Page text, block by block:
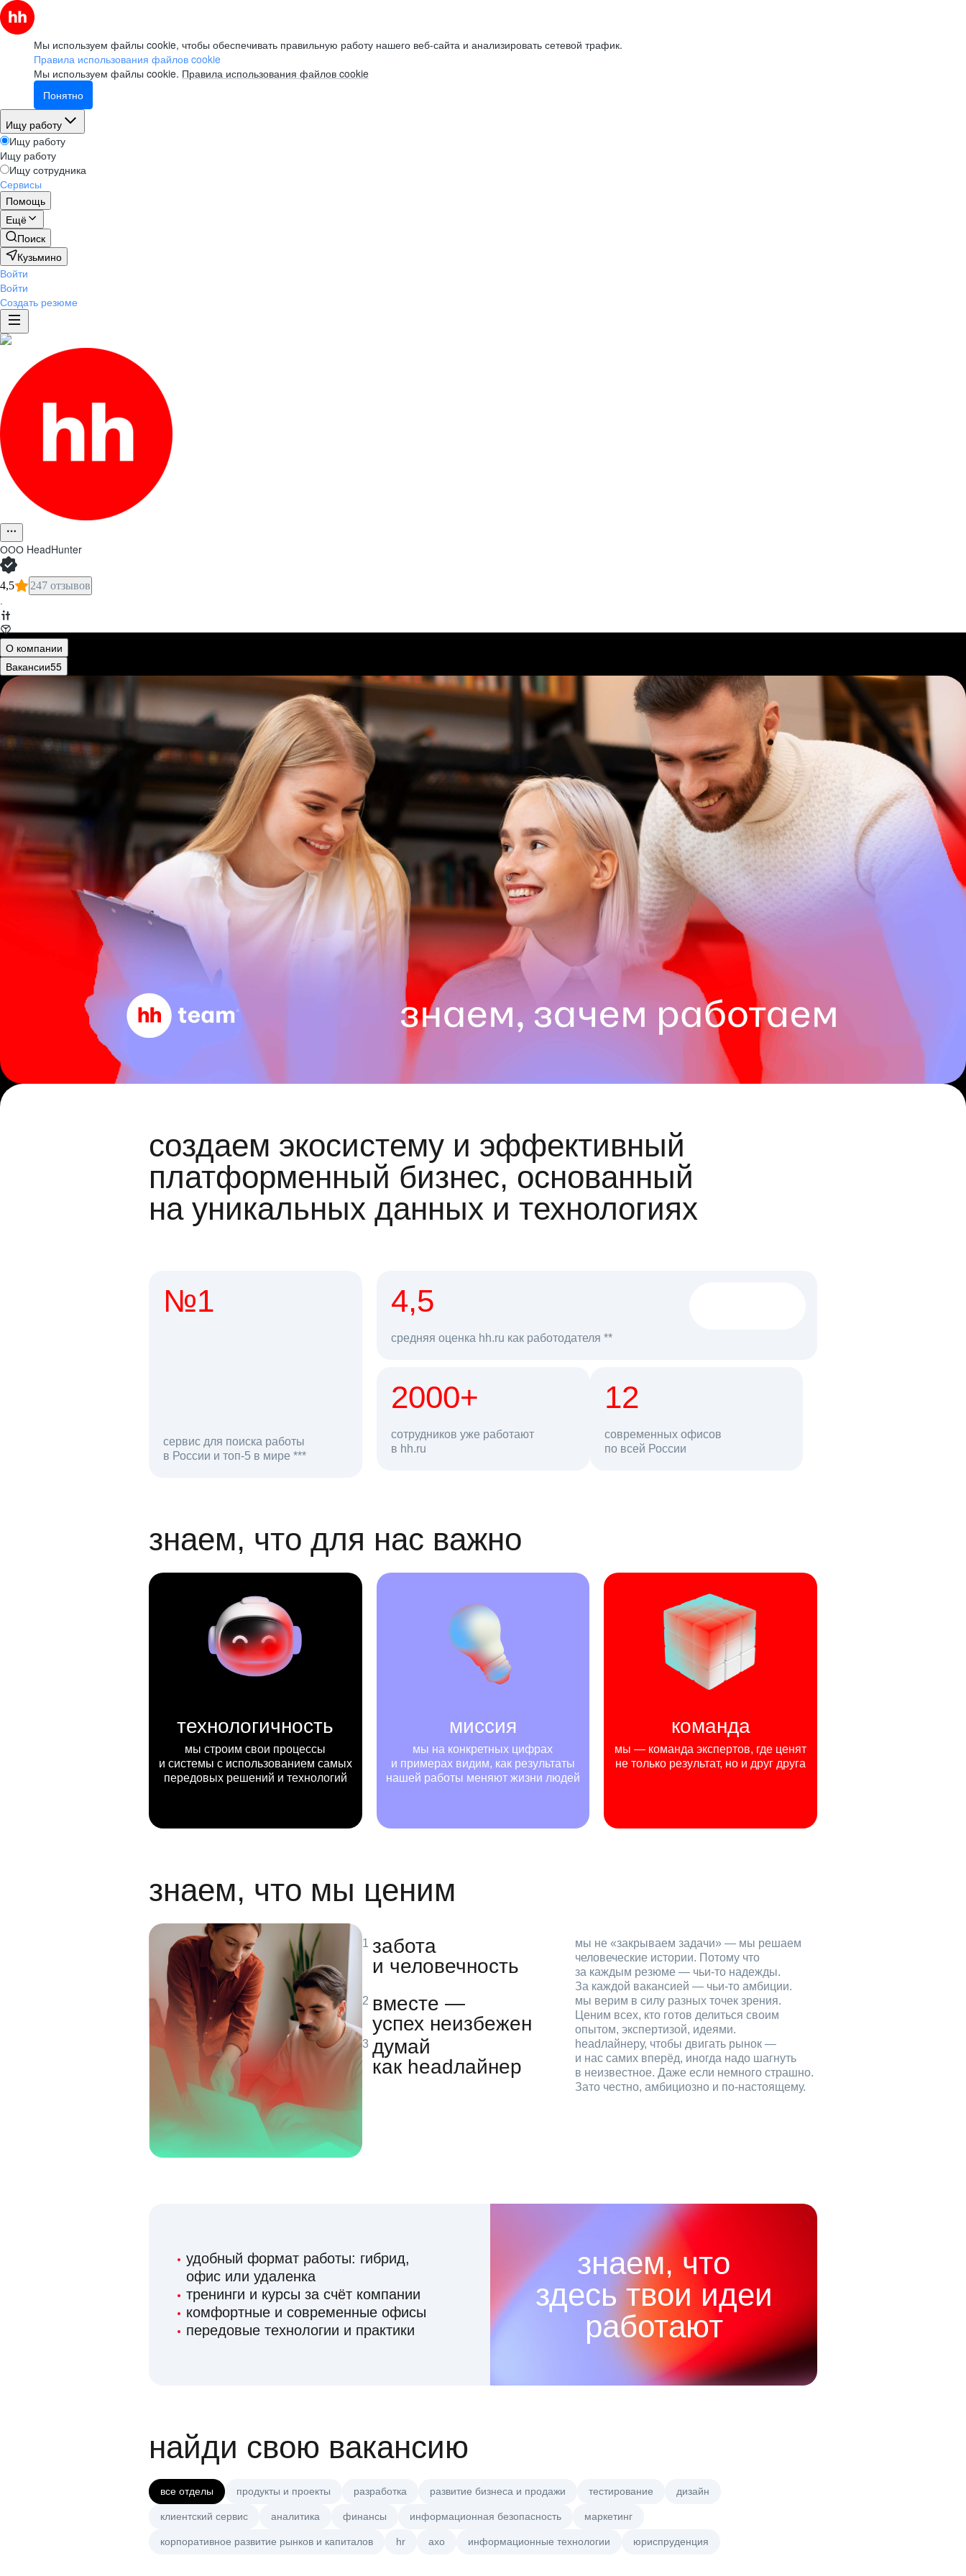
Мы используем файлы cookie, чтобы обеспечивать правильную работу нашего веб-сайта и анализировать сетевой трафик.
Правила использования файлов cookie
Мы используем файлы cookie. Правила использования файлов cookie
Понятно
Ищу работу
Ищу работу
Ищу работу
Ищу сотрудника
Сервисы
Помощь
Ещё
Поиск
Кузьмино
Войти
Войти
Создать резюме
ООО HeadHunter
4,5 247 отзывов
·
О компании
Вакансии55
создаем экосистему и эффективный
платформенный бизнес, основанный
на уникальных данных и технологиях
№1
сервис для поиска работы
в России и топ-5 в мире ***
откликов на вакансии
4,5
средняя оценка hh.ru как работодателя **
2000+
сотрудников уже работают
в hh.ru
68 млн 12
современных офисов
по всей Россиипользователей в день
знаем, что для нас важно
технологичность
мы строим свои процессы
и системы с использованием самых
передовых решений и технологий
миссия
мы на конкретных цифрах
и примерах видим, как результаты
нашей работы меняют жизни людей
команда
мы — команда экспертов, где ценят
не только результат, но и друг друга
знаем, что мы ценим
забота
и человечность
мы не «закрываем задачи» — мы решаем
человеческие истории. Потому что
за каждым резюме — чьи‑то надежды.
За каждой вакансией — чьи‑то амбиции.
вместе —
успех неизбежен
мы верим в силу разных точек зрения.
Ценим всех, кто готов делиться своим
опытом, экспертизой, идеями.
думай
как headлайнер
headлайнеру, чтобы двигать рынок —
и нас самих вперёд, иногда надо шагнуть
в неизвестное. Даже если немного страшно.
Зато честно, амбициозно и по‑настоящему.
удобный формат работы: гибрид,
офис или удаленка
тренинги и курсы за счёт компании
комфортные и современные офисы
передовые технологии и практики
знаем, что
здесь твои идеи
работают
найди свою вакансию
все отделы продукты и проекты разработка развитие бизнеса и продажи тестирование дизайн
клиентский сервис аналитика финансы информационная безопасность маркетинг
корпоративное развитие рынков и капиталов hr axo информационные технологии юриспруденция